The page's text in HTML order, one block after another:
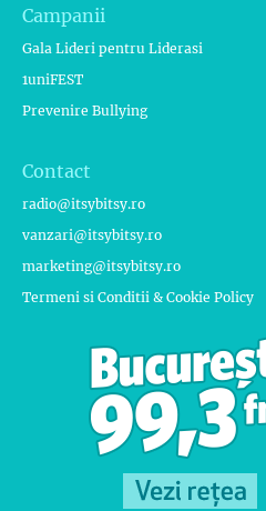
Campanii
Gala Lideri pentru Liderasi
1uniFEST
Prevenire Bullying
Contact
radio@itsybitsy.ro
vanzari@itsybitsy.ro
marketing@itsybitsy.ro
Termeni si Conditii & Cookie Policy